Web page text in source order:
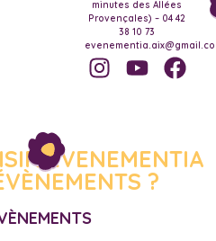
minutes des Allées
Provençales) – 04 42
38 10 73
EVENEMENTIA
?